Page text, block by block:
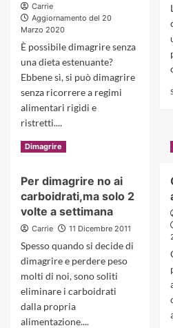
a
colazione!
Carrie
Aggiornamento del 20
Marzo 2020
È possibile dimagrire senza
una dieta estenuante?
Ebbene sì, si può dimagrire
senza ricorrere a regimi
alimentari rigidi e
ristretti....
Scopri di più Read
more
Come
dimagrire
senza
dieta
estenuante
Dimagrire
Per dimagrire no ai
carboidrati,ma solo 2
volte a settimana
Carrie 11 Dicembre 2011
Spesso quando si decide di
dimagrire e perdere peso
molti di noi, sono soliti
eliminare i carboidrati
dalla propria
alimentazione....